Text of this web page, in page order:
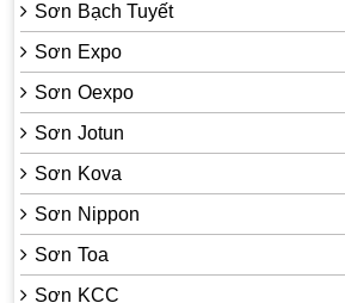
Sơn Bạch Tuyết
Sơn Expo
Sơn Oexpo
Sơn Jotun
Sơn Kova
Sơn Nippon
Sơn Toa
Sơn KCC